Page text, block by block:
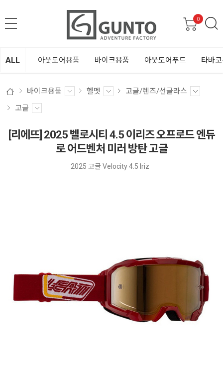
0
ALL 아웃도어용품 바이크용품 아웃도어푸드 타바
바이크용품 헬멧
고글/렌즈/선글라스
고글
[리에뜨] 2025 벨로시티 4.5 이리즈 오프로드 엔듀
로 어드벤처 미러 방탄 고글
2025 고글 Velocity 4.5 Iriz